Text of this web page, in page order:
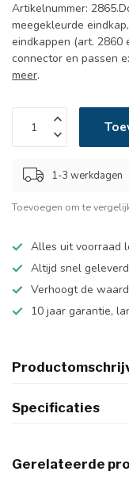
Artikelnummer:
meegekleurde
eindkappen (art. 2860
connector en passen
meer.
1-3 werkdagen
Toevoegen om te
Alles uit voorraad
Altijd snel geleverd
Verhoogt de
10 jaar garantie,
Specificaties
Gerelateerde